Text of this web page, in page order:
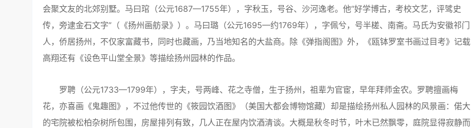
会聚文友的北郊别墅。马曰琯（公元1687—1755年），字秋玉，号谷、沙河逸老。他“好学博古，考校文艺，评骘史
传，旁逮金石文字”（《扬州画舫录》）。马曰璐（公元1695—约1769年），字佩兮，号半槎、南斋。马氏为安徽祁门
人，侨居扬州，不仅家富藏书，同时也藏画，乃当地知名的大盐商。除《弹指阁图》外，《瓯钵罗室书画过目考》记载
高翔还有《设色平山堂全景》等描绘扬州园林的作品。
罗聘（公元1733—1799年），字夫，号两峰、花之寺僧，生于扬州，祖辈为官宦，早年拜师金农。罗聘擅画梅
花，亦喜画《鬼趣图》，不过他传世的《筱园饮酒图》（美国大都会博物馆藏）却是描绘扬州私人园林的风景画：偌大
的宅院被松柏杂树所包围，房屋排列有致，几人正在屋内饮酒清谈。大概是秋冬时节，叶木已然飘零，庭院显得寂静而